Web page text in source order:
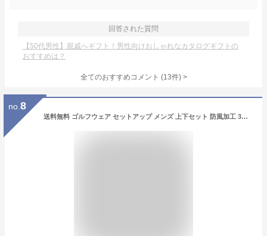
回答された質問
【50代男性】親戚へギフト！男性向けおしゃれなカタログギフトの
おすすめは？
全てのおすすめコメント (13件) >
no. 8
送料無料 ゴルフウェア セットアップ メンズ 上下セット 防風加工 3層構造素材 裏起毛フリース ストレッチ ジップアップ 止水ファスナー スウェット パーカー ブルゾン ジョガーパンツ スポーツウェア 秋冬 通販 新作 おすすめ 秋 冬 服 おしゃれ MC